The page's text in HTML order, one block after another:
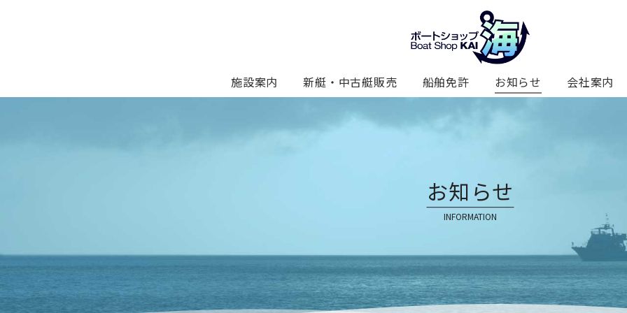
施設案内 新艇・中古艇販売 船舶免許 お知らせ 会社案内
お知らせ
INFORMATION